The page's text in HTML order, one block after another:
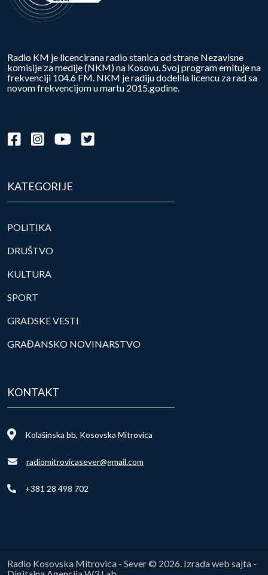
Radio KM je licencirana radio stanica od strane Nezavisne
komisije za medije (NKM) na Kosovu. Svoj program emituje na
frekvenciji 104.6 FM. NKM je radiju dodelila licencu za rad sa
novom frekvencijom u martu 2015.godine.
KATEGORIJE
POLITIKA
DRUŠTVO
KULTURA
SPORT
GRADSKE VESTI
GRAĐANSKO NOVINARSTVO
KONTAKT
Kolašinska bb, Kosovska Mitrovica
radiomitrovicasever@gmail.com
+381 28 498 702
Radio Kosovska Mitrovica - Sever © 2026. Izrada web sajta -